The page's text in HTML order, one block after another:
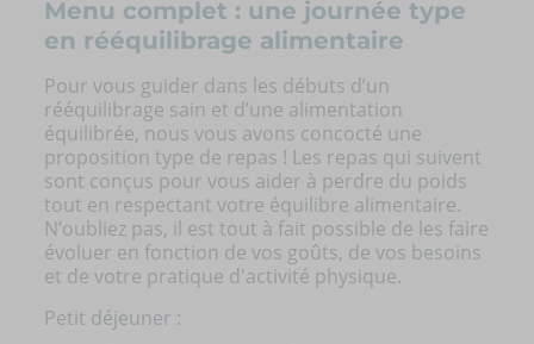
Menu complet : une journée type
en rééquilibrage alimentaire
Pour vous guider dans les débuts d’un
rééquilibrage sain et d’une alimentation
équilibrée, nous vous avons concocté une
proposition type de repas ! Les repas qui suivent
sont conçus pour vous aider à perdre du poids
tout en respectant votre équilibre alimentaire.
N’oubliez pas, il est tout à fait possible de les faire
évoluer en fonction de vos goûts, de vos besoins
et de votre pratique d'activité physique.
Petit déjeuner :